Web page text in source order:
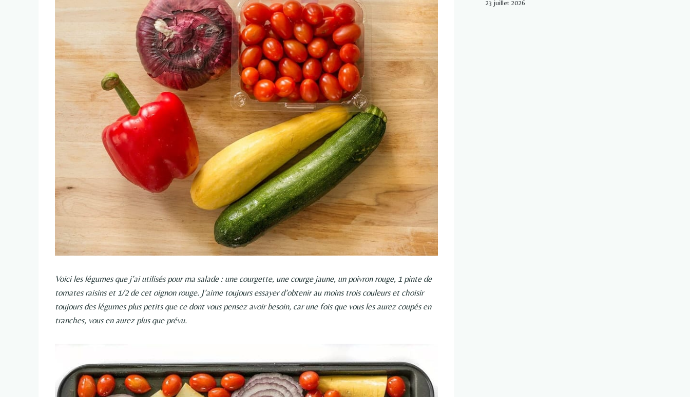
Voici les légumes que j’ai utilisés pour ma salade : une courgette, une courge jaune, un poivron rouge, 1 pinte de
tomates raisins et 1/2 de cet oignon rouge. J’aime toujours essayer d’obtenir au moins trois couleurs et choisir
toujours des légumes plus petits que ce dont vous pensez avoir besoin, car une fois que vous les aurez coupés en
tranches, vous en aurez plus que prévu.
23 juillet 2026